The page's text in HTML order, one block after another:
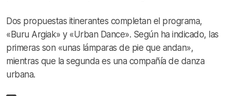
Dos propuestas itinerantes completan el programa,
«Buru Argiak» y «Urban Dance». Según ha indicado, las
primeras son «unas lámparas de pie que andan»,
mientras que la segunda es una compañía de danza
urbana.